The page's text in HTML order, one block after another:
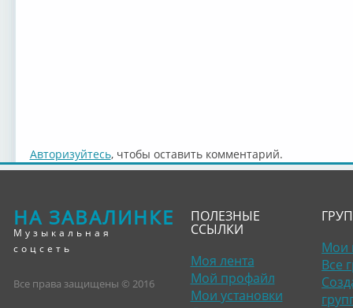
Авторизуйтесь, чтобы оставить комментарий.
НА ЗАВАЛИНКЕ
Музыкальная
соцсеть
Все права защищены © 2016
ПОЛЕЗНЫЕ
ССЫЛКИ
Моя лента
Мой профайл
Мои установки
Мои
Все